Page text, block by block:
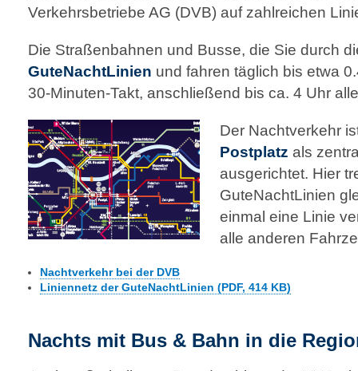
Verkehrsbetriebe AG (DVB) auf zahlreichen
Die Straßenbahnen und Busse, die Sie durch
GuteNachtLinien und fahren täglich bis etwa
30‑Minuten‑Takt, anschließend bis ca. 4 Uhr
Der Nachtverkehr
Postplatz als
ausgerichtet. Hier
GuteNachtLinien
einmal eine Linie
alle anderen
Nachtverkehr bei der DVB
Liniennetz der GuteNachtLinien (PDF, 414 KB)
Nachts mit Bus & Bahn in die